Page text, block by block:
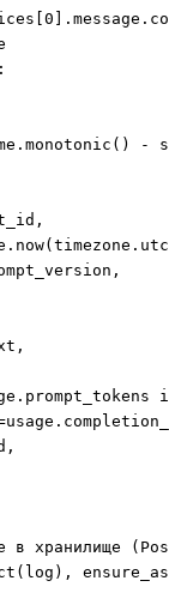
-
в хранилище